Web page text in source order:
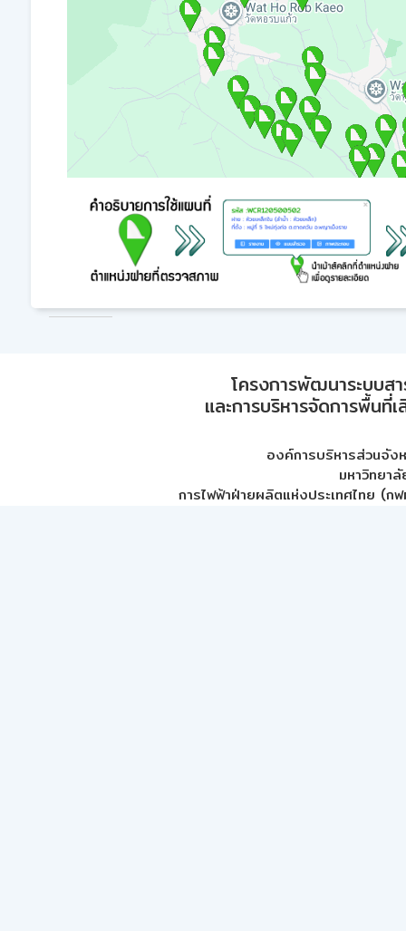
โครงการพัฒนาระบบส
และการบริหารจัดการพื้นที่
องค์การบริหารส่วนจัง
มหาวิทยา
การไฟฟ้าฝ่ายผลิตแห่งประเทศไทย (กฟ